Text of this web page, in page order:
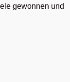
gewonnen und